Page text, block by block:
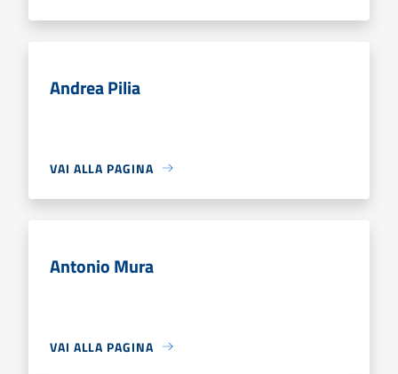
Andrea Pilia
VAI ALLA PAGINA
Antonio Mura
VAI ALLA PAGINA